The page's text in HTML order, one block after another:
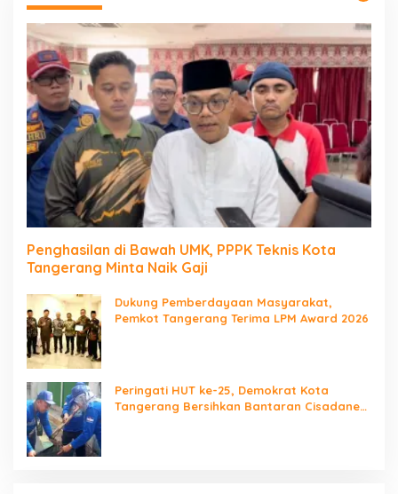
Penghasilan di Bawah UMK, PPPK Teknis Kota
Tangerang Minta Naik Gaji
Dukung Pemberdayaan Masyarakat,
Pemkot Tangerang Terima LPM Award 2026
Peringati HUT ke-25, Demokrat Kota
Tangerang Bersihkan Bantaran Cisadane